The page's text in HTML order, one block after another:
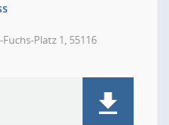
Platz 1, 55116